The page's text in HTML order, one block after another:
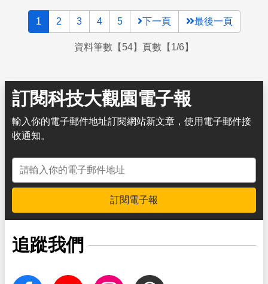
1 2 3 4 5 下一頁 最後一頁
資料筆數【54】頁數【1/6】
訂閱科技大觀園電子報
輸入你的電子郵件地址訂閱網站新文章，使用電子郵件接
收通知。
電子郵件地址
訂閱電子報
追蹤我們